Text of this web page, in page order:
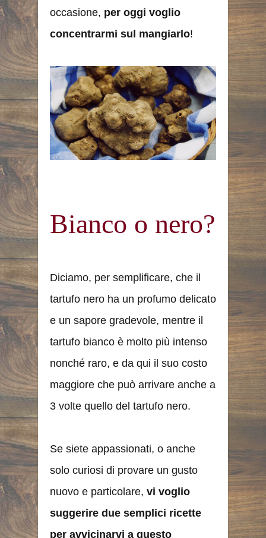
occasione, per oggi voglio
concentrarmi sul mangiarlo!
Bianco o nero?
Diciamo, per semplificare, che il
tartufo nero ha un profumo delicato
e un sapore gradevole, mentre il
tartufo bianco è molto più intenso
nonché raro, e da qui il suo costo
maggiore che può arrivare anche a
3 volte quello del tartufo nero.
Se siete appassionati, o anche
solo curiosi di provare un gusto
nuovo e particolare, vi voglio
suggerire due semplici ricette
per avvicinarvi a questo